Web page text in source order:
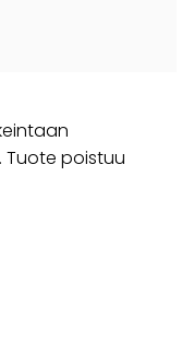
poistuu